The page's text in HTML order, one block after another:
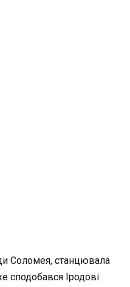
Соломея, станцювала
сподобався Іродові.